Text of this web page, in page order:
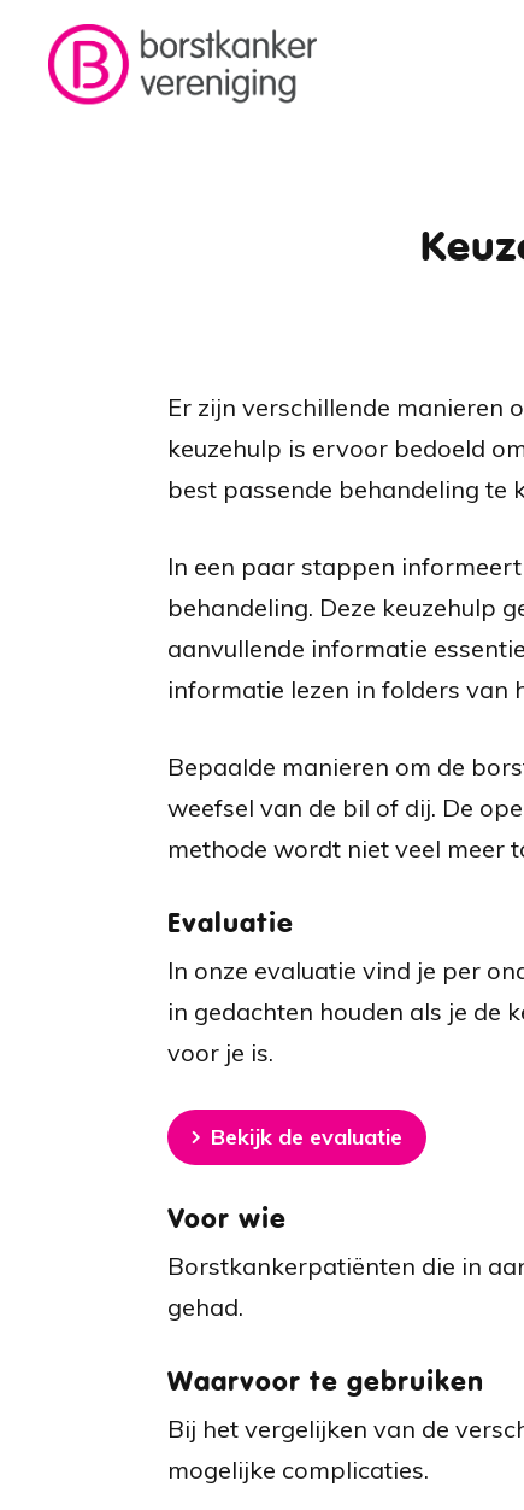
Skip to main content
Er zijn verschillende manieren
keuzehulp is ervoor bedoeld
best passende behandeling te
In een paar stappen
behandeling. Deze keuzehulp
aanvullende informatie
informatie lezen in folders van
Bepaalde manieren om de
weefsel van de bil of dij. De
methode wordt niet veel meer
Evaluatie
In onze evaluatie vind je per
in gedachten houden als je de
voor je is.
Bekijk de evaluatie
Voor wie
Borstkankerpatiënten die in
gehad.
Waarvoor te gebruiken
Bij het vergelijken van de
mogelijke complicaties.